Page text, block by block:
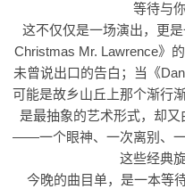
等待与
这不仅仅是一场演出，更
Christmas Mr. Lawrence》
未曾说出口的告白；当《
可能是故乡山丘上那个渐行
是最抽象的艺术形式，却
——一个眼神、一次离别、
这些经典
今晚的曲目单，是一本等